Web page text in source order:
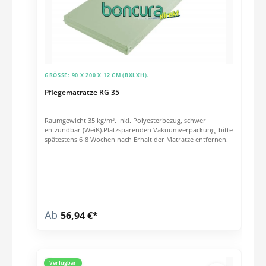
Pflegematratze RG 35
GRÖSSE: 90 X 200 X 12 CM (BXLXH).
Raumgewicht 35 kg/m³. Inkl. Polyesterbezug, schwer
entzündbar (Weiß).Platzsparenden Vakuumverpackung, bitte
spätestens 6-8 Wochen nach Erhalt der Matratze entfernen.
Ab 56,94 €*
Verfügbar